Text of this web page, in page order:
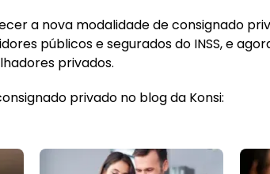
a nova modalidade de consignado
públicos e segurados do INSS, e
privados.
privado no blog da Konsi: